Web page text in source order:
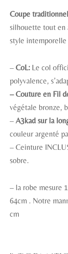
Coupe
silhouette tout en
style intemporelle
– CoL: Le col
polyvalence,
– Couture en Fil
végétale bronze,
– A3kad sur la
couleur argenté
– Ceinture
sobre.
– la robe mesure
64cm . Notre
cm